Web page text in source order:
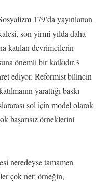
179’da yayınlanan
son yirmi yılda daha
katılan devrimcilerin
önemli bir katkıdır.3
ediyor. Reformist bilincin
yarattığı baskı
sol için model olarak
başarısız örneklerini
neredeyse tamamen
çok net; örneğin,